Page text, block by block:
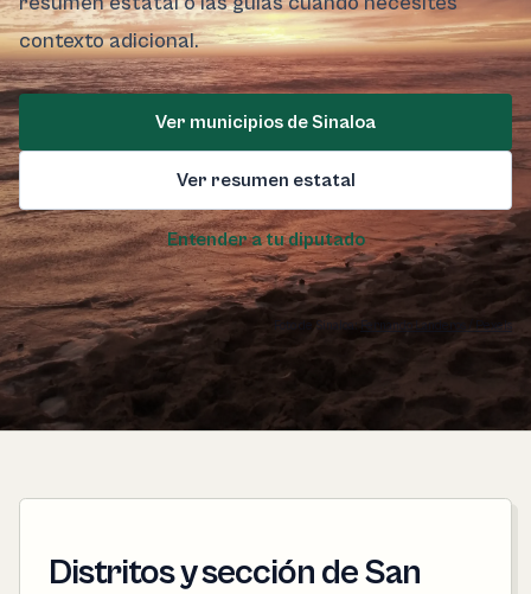
contexto adicional.
Ver municipios de Sinaloa
Ver resumen estatal
Entender a tu diputado
Foto de Sinaloa:Fernando Landeros / Pexels
Distritos y sección de San